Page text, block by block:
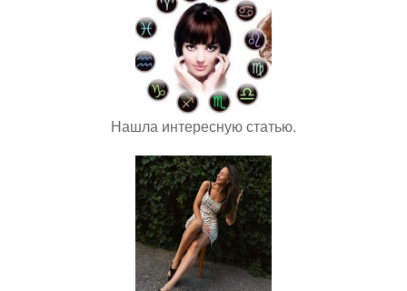
Нашла интересную статью.